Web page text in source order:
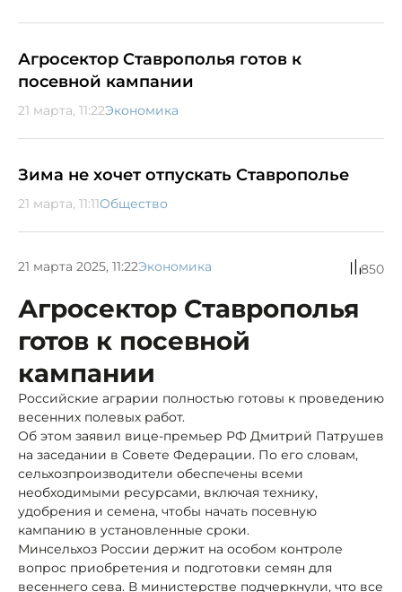
Агросектор Ставрополья готов к
посевной кампании
21 марта, 11:22Экономика
Зима не хочет отпускать Ставрополье
21 марта, 11:11Общество
21 марта 2025, 11:22Экономика 850
Агросектор Ставрополья
готов к посевной
кампании
Российские аграрии полностью готовы к проведению
весенних полевых работ.
Об этом заявил вице-премьер РФ Дмитрий Патрушев
на заседании в Совете Федерации. По его словам,
сельхозпроизводители обеспечены всеми
необходимыми ресурсами, включая технику,
удобрения и семена, чтобы начать посевную
кампанию в установленные сроки.
Минсельхоз России держит на особом контроле
вопрос приобретения и подготовки семян для
весеннего сева. В министерстве подчеркнули, что все